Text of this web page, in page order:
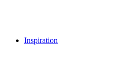
Inspiration